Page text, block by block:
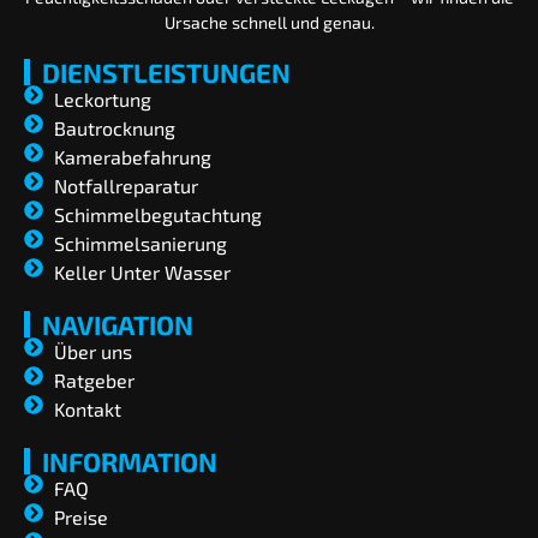
Ursache schnell und genau.
DIENSTLEISTUNGEN
Leckortung
Bautrocknung
Kamerabefahrung
Notfallreparatur
Schimmelbegutachtung
Schimmelsanierung
Keller Unter Wasser
NAVIGATION
Über uns
Ratgeber
Kontakt
INFORMATION
FAQ
Preise